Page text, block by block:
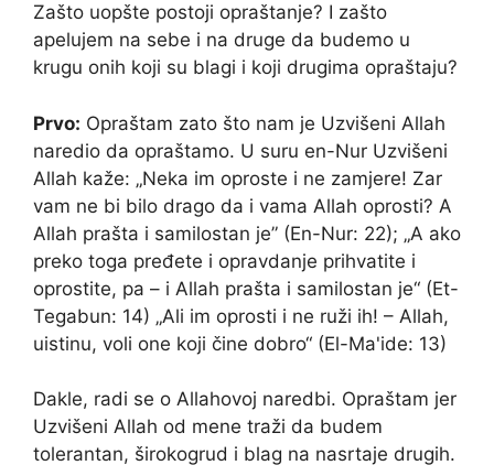
Zašto uopšte postoji opraštanje? I zašto
apelujem na sebe i na druge da budemo u
krugu onih koji su blagi i koji drugima opraštaju?
Prvo: Opraštam zato što nam je Uzvišeni Allah
naredio da opraštamo. U suru en-Nur Uzvišeni
Allah kaže: „Neka im oproste i ne zamjere! Zar
vam ne bi bilo drago da i vama Allah oprosti? A
Allah prašta i samilostan je” (En-Nur: 22); „A ako
preko toga pređete i opravdanje prihvatite i
oprostite, pa – i Allah prašta i samilostan je“ (Et-
Tegabun: 14) „Ali im oprosti i ne ruži ih! – Allah,
uistinu, voli one koji čine dobro“ (El-Ma'ide: 13)
Dakle, radi se o Allahovoj naredbi. Opraštam jer
Uzvišeni Allah od mene traži da budem
tolerantan, širokogrud i blag na nasrtaje drugih.